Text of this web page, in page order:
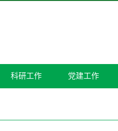
科研工作 党建工作